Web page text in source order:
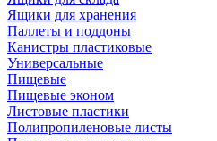
Ящики для хранения
Паллеты и поддоны
Канистры пластиковые
Универсальные
Пищевые
Пищевые эконом
Листовые пластики
Полипропиленовые листы